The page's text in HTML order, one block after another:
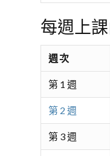
每週上
週次
第 1 週
第 2 週
第 3 週